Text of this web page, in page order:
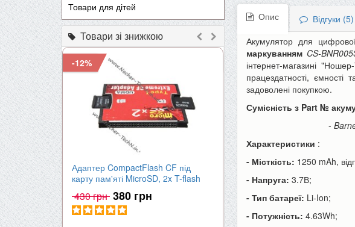
Товари для дітей
Товари зі знижкою
-12%
Адаптер CompactFlash CF під
карту пам'яті MicroSD, 2x T-flash
430 грн 380 грн
-9%
Акумулятори Canon LP-E6 |
| 2000mAh для фотоапарата
650 грн 590 грн
Опис Відгуки (5)
Акумулятор для
маркуванням CS-
інтернет-магазині
працездатності,
задоволені покупкою.
Сумісність з Part №
-
Характеристики :
- Місткість: 1250 mAh,
- Напруга: 3.7В;
- Тип батареї: Li-Ion;
- Потужність: 4.63Wh;